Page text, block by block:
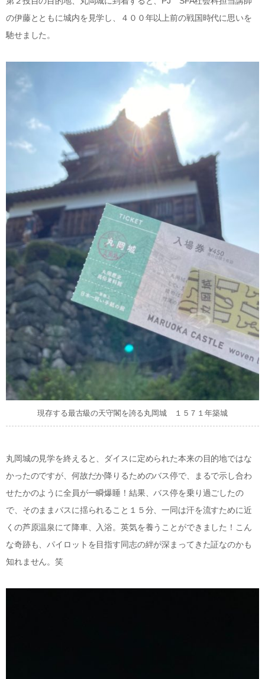
の伊藤とともに城内を見学し、４００年以上前の戦国時代に思いを
馳せました。
現存する最古級の天守閣を誇る丸岡城 １５７１年築城
丸岡城の見学を終えると、ダイスに定められた本来の目的地ではな
かったのですが、何故だか降りるためのバス停で、まるで示し合わ
せたかのように全員が一瞬爆睡！結果、バス停を乗り過ごしたの
で、そのままバスに揺られること１５分、一同は汗を流すために近
くの芦原温泉にて降車、入浴。英気を養うことができました！こん
な奇跡も、パイロットを目指す同志の絆が深まってきた証なのかも
知れません。笑